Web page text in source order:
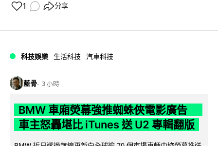
1 分享
科技娛樂 生活科技 汽車科技
藍骨 3 小時
BMW 車廂熒幕強推蜘蛛俠電影廣告
車主怒轟堪比 iTunes 送 U2 專輯翻版